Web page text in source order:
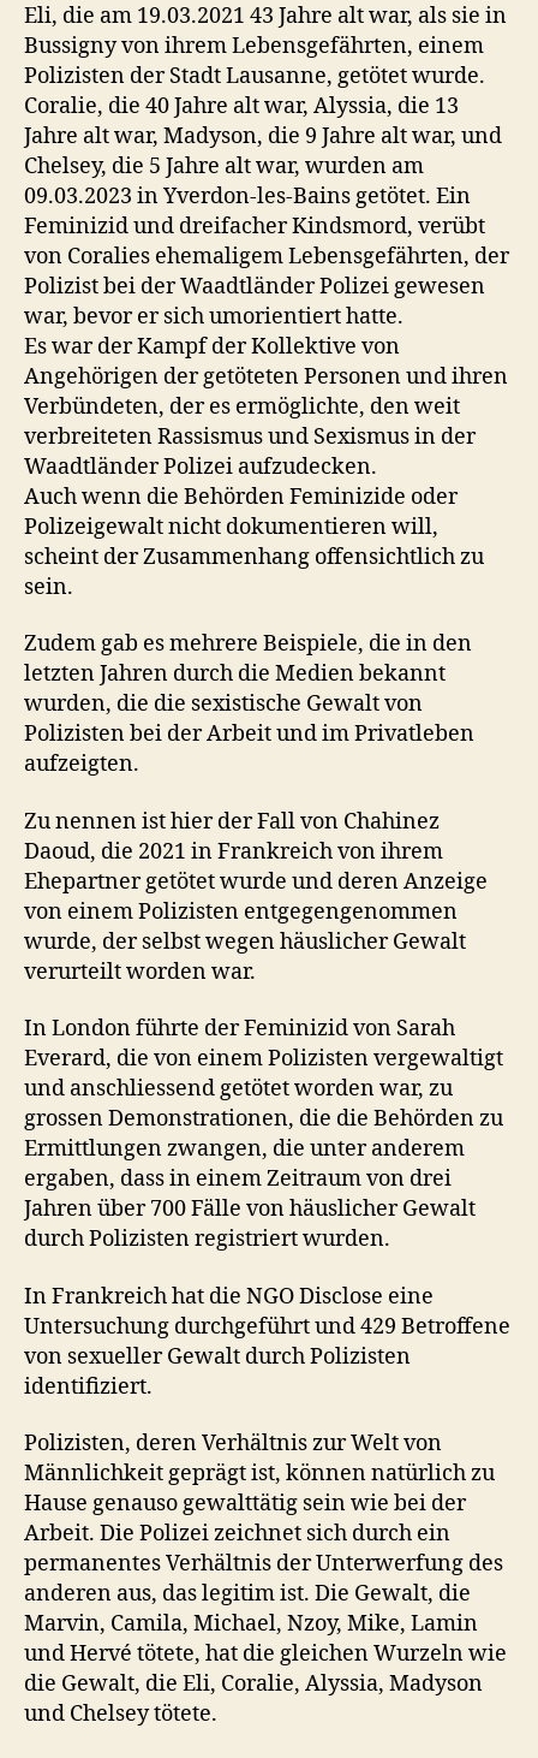
Eli, die am 19.03.2021 43 Jahre alt war, als sie in
Bussigny von ihrem Lebensgefährten, einem
Polizisten der Stadt Lausanne, getötet wurde.
Coralie, die 40 Jahre alt war, Alyssia, die 13
Jahre alt war, Madyson, die 9 Jahre alt war, und
Chelsey, die 5 Jahre alt war, wurden am
09.03.2023 in Yverdon-les-Bains getötet. Ein
Feminizid und dreifacher Kindsmord, verübt
von Coralies ehemaligem Lebensgefährten, der
Polizist bei der Waadtländer Polizei gewesen
war, bevor er sich umorientiert hatte.
Es war der Kampf der Kollektive von
Angehörigen der getöteten Personen und ihren
Verbündeten, der es ermöglichte, den weit
verbreiteten Rassismus und Sexismus in der
Waadtländer Polizei aufzudecken.
Auch wenn die Behörden Feminizide oder
Polizeigewalt nicht dokumentieren will,
scheint der Zusammenhang offensichtlich zu
sein.
Zudem gab es mehrere Beispiele, die in den
letzten Jahren durch die Medien bekannt
wurden, die die sexistische Gewalt von
Polizisten bei der Arbeit und im Privatleben
aufzeigten.
Zu nennen ist hier der Fall von Chahinez
Daoud, die 2021 in Frankreich von ihrem
Ehepartner getötet wurde und deren Anzeige
von einem Polizisten entgegengenommen
wurde, der selbst wegen häuslicher Gewalt
verurteilt worden war.
In London führte der Feminizid von Sarah
Everard, die von einem Polizisten vergewaltigt
und anschliessend getötet worden war, zu
grossen Demonstrationen, die die Behörden zu
Ermittlungen zwangen, die unter anderem
ergaben, dass in einem Zeitraum von drei
Jahren über 700 Fälle von häuslicher Gewalt
durch Polizisten registriert wurden.
In Frankreich hat die NGO Disclose eine
Untersuchung durchgeführt und 429 Betroffene
von sexueller Gewalt durch Polizisten
identifiziert.
Polizisten, deren Verhältnis zur Welt von
Männlichkeit geprägt ist, können natürlich zu
Hause genauso gewalttätig sein wie bei der
Arbeit. Die Polizei zeichnet sich durch ein
permanentes Verhältnis der Unterwerfung des
anderen aus, das legitim ist. Die Gewalt, die
Marvin, Camila, Michael, Nzoy, Mike, Lamin
und Hervé tötete, hat die gleichen Wurzeln wie
die Gewalt, die Eli, Coralie, Alyssia, Madyson
und Chelsey tötete.